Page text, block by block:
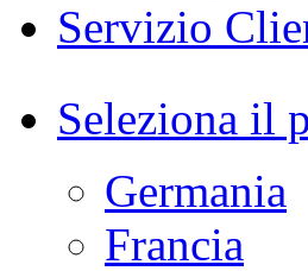
Servizio
Seleziona il
Germania
Francia